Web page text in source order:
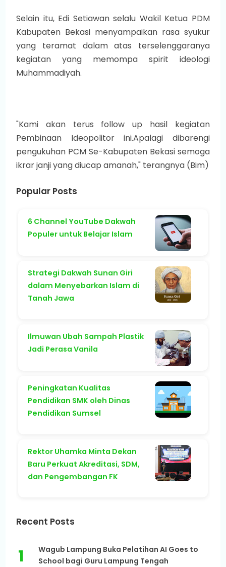
Selain itu, Edi Setiawan selalu Wakil Ketua PDM
Kabupaten Bekasi menyampaikan rasa syukur
yang teramat dalam atas terselenggaranya
kegiatan yang memompa spirit ideologi
Muhammadiyah.
"Kami akan terus follow up hasil kegiatan
Pembinaan Ideopolitor ini.Apalagi dibarengi
pengukuhan PCM Se-Kabupaten Bekasi semoga
ikrar janji yang diucap amanah," terangnya (Bim)
Popular Posts
6 Channel YouTube Dakwah
Populer untuk Belajar Islam
Strategi Dakwah Sunan Giri
dalam Menyebarkan Islam di
Tanah Jawa
Ilmuwan Ubah Sampah Plastik
Jadi Perasa Vanila
Peningkatan Kualitas
Pendidikan SMK oleh Dinas
Pendidikan Sumsel
Rektor Uhamka Minta Dekan
Baru Perkuat Akreditasi, SDM,
dan Pengembangan FK
Recent Posts
Wagub Lampung Buka Pelatihan AI Goes to
School bagi Guru Lampung Tengah